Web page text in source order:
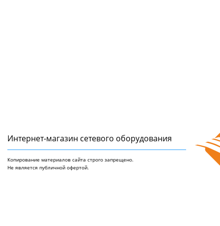
Интернет-магазин сетeвого оборудования
Копирование материалов сайта строго запрещено.
Не является публичной офертой.